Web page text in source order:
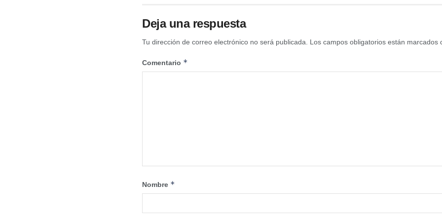
Deja una respuesta
Tu dirección de correo electrónico no será publicada. Los campos obligatorios están marcados
Comentario *
Nombre *